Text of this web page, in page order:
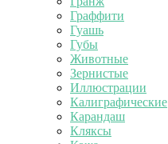
Граффити
Гуашь
Губы
Животные
Зернистые
Иллюстрации
Калиграфические
Карандаш
Кляксы